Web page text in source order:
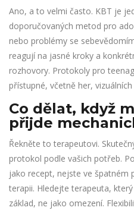
Ano, a to velmi často. KBT je
doporučovaných metod pro
nebo problémy se
reagují na jasné kroky a
rozhovory. Protokoly pro
přístupné, včetně her,
Co dělat, když
přijde
Řekněte to terapeutovi.
protokol podle vašich potřeb.
jako recept, nejste ve špatném
terapii. Hledejte terapeuta,
základ, ne jako omezení.